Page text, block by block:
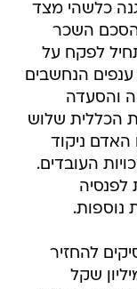
כלשהי מצד
הסכם השכר
תתחיל לפקח על
הנחשבים
והסעדה
הכללית שלוש
האדם ניקוד
העובדים.
לפנסיה
נוספות.
להחזיר
כ-700 אלף שקל או 2.7 מיליון שקל